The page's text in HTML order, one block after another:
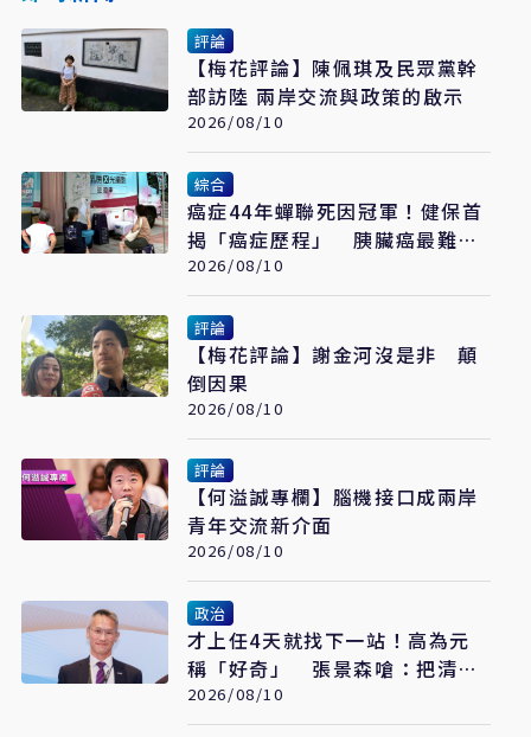
評論
【梅花評論】陳佩琪及民眾黨幹
部訪陸 兩岸交流與政策的啟示
2026/08/10
綜合
癌症44年蟬聯死因冠軍！健保首
揭「癌症歷程」 胰臟癌最難
治、肺癌驚見院際差41.8個百分
點
2026/08/10
評論
【梅花評論】謝金河沒是非 顛
倒因果
2026/08/10
評論
【何溢誠專欄】腦機接口成兩岸
青年交流新介面
2026/08/10
政治
才上任4天就找下一站！高為元
稱「好奇」 張景森嗆：把清大
當備胎、準備劈腿
2026/08/10